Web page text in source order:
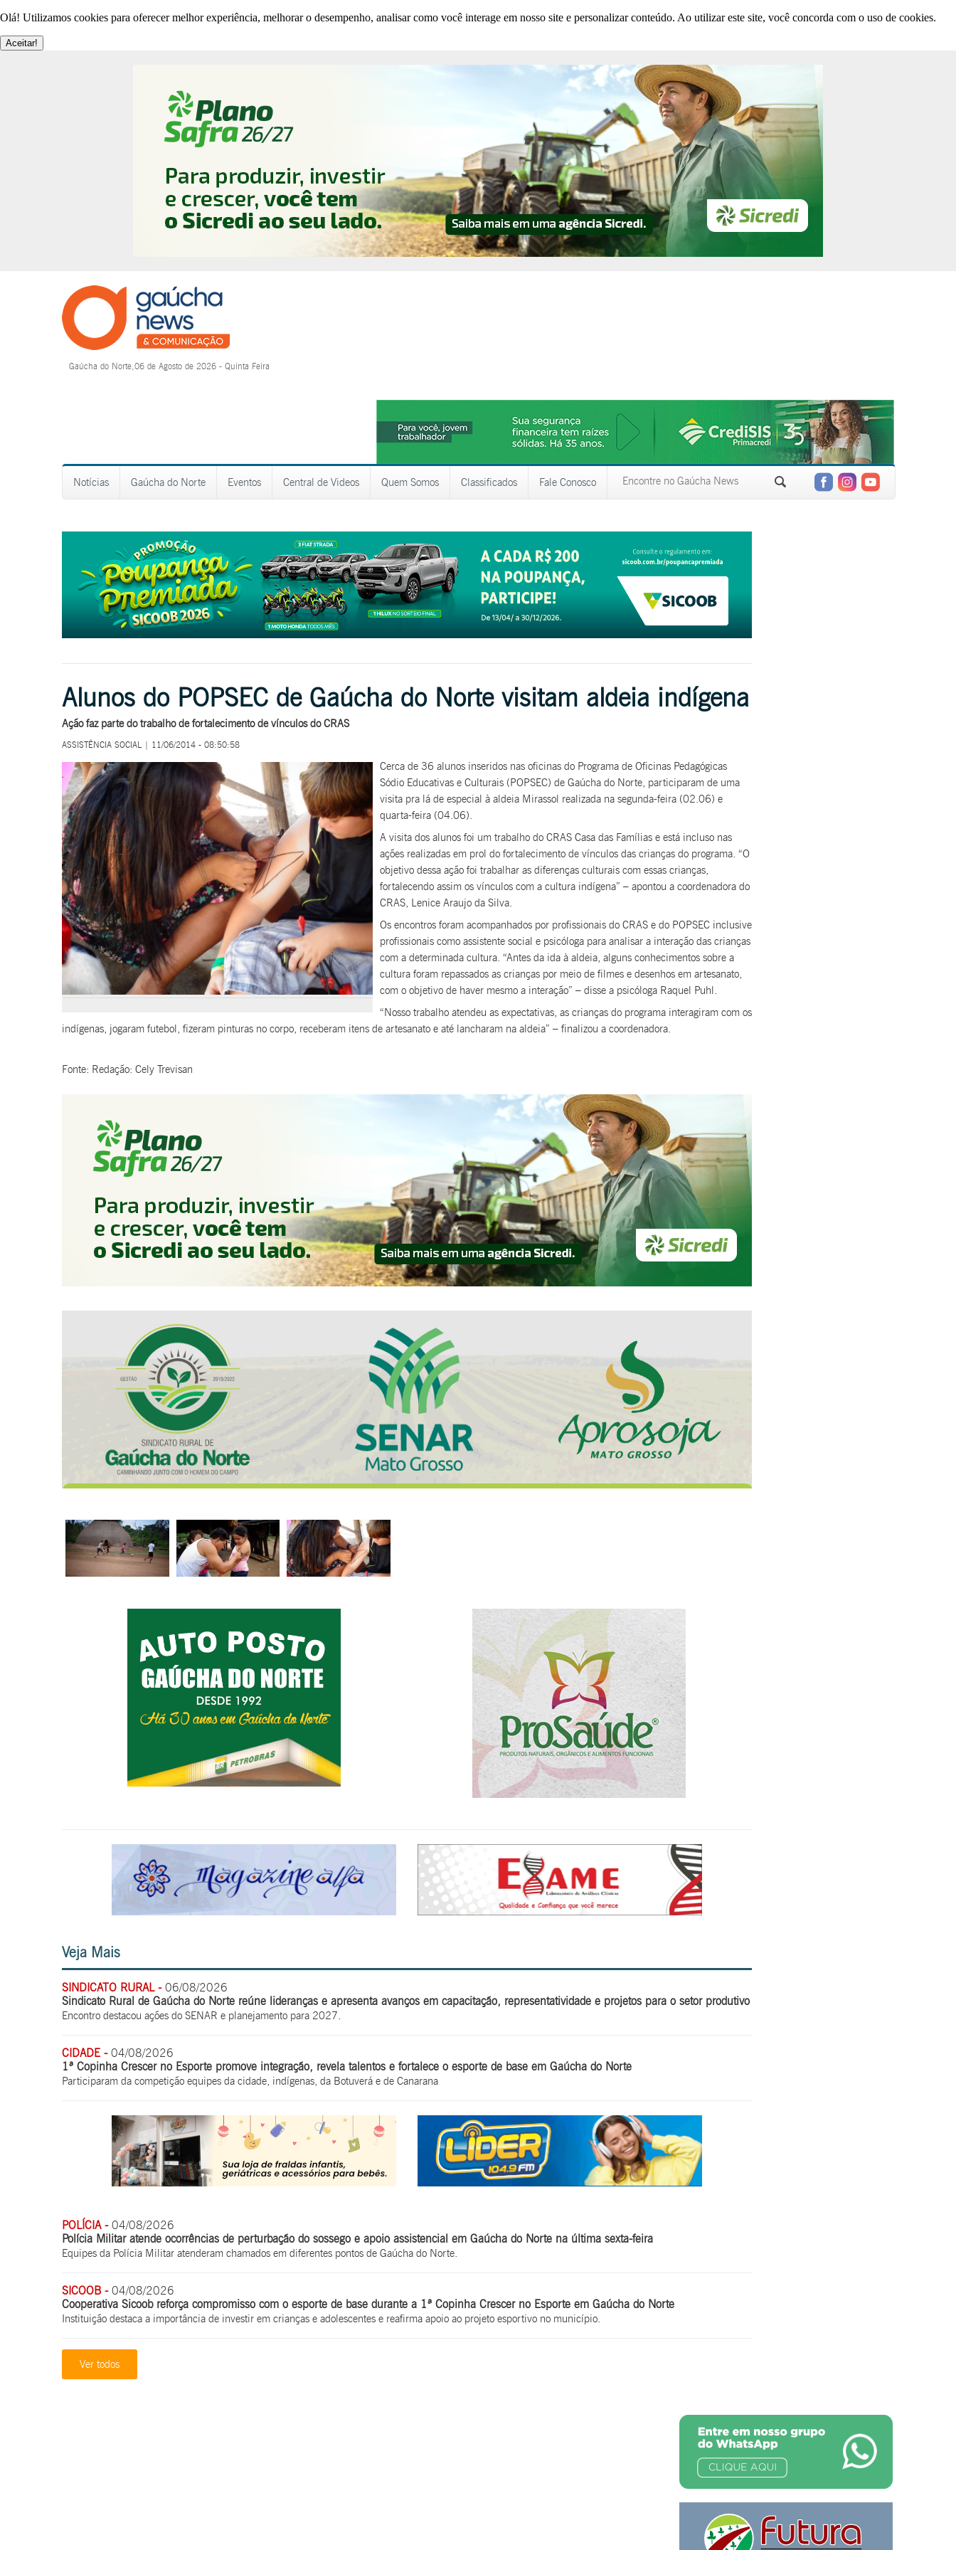
Olá! Utilizamos cookies para oferecer melhor experiência, melhorar o desempenho, analisar como você interage em nosso site e personalizar conteúdo. Ao utilizar este site, você concorda com o uso de cookies.
Aceitar!
Gaúcha do Norte,06 de Agosto de 2026 - Quinta Feira
Notícias Gaúcha do Norte Eventos Central de Videos Quem Somos Classificados Fale Conosco
Alunos do POPSEC de Gaúcha do Norte visitam aldeia indígena
Ação faz parte do trabalho de fortalecimento de vínculos do CRAS
ASSISTÊNCIA SOCIAL | 11/06/2014 - 08:50:58
Cerca de 36 alunos inseridos nas oficinas do Programa de Oficinas Pedagógicas
Sódio Educativas e Culturais (POPSEC) de Gaúcha do Norte, participaram de uma
visita pra lá de especial à aldeia Mirassol realizada na segunda-feira (02.06) e
quarta-feira (04.06).
A visita dos alunos foi um trabalho do CRAS Casa das Famílias e está incluso nas
ações realizadas em prol do fortalecimento de vínculos das crianças do programa. “O
objetivo dessa ação foi trabalhar as diferenças culturais com essas crianças,
fortalecendo assim os vínculos com a cultura indígena” – apontou a coordenadora do
CRAS, Lenice Araujo da Silva.
Os encontros foram acompanhados por profissionais do CRAS e do POPSEC inclusive
profissionais como assistente social e psicóloga para analisar a interação das crianças
com a determinada cultura. “Antes da ida à aldeia, alguns conhecimentos sobre a
cultura foram repassados as crianças por meio de filmes e desenhos em artesanato,
com o objetivo de haver mesmo a interação” – disse a psicóloga Raquel Puhl.
“Nosso trabalho atendeu as expectativas, as crianças do programa interagiram com os
indígenas, jogaram futebol, fizeram pinturas no corpo, receberam itens de artesanato e até lancharam na aldeia” – finalizou a coordenadora.
Fonte: Redação: Cely Trevisan
Veja Mais
SINDICATO RURAL -06/08/2026
Sindicato Rural de Gaúcha do Norte reúne lideranças e apresenta avanços em capacitação, representatividade e projetos para o setor produtivo
Encontro destacou ações do SENAR e planejamento para 2027.
CIDADE -04/08/2026
1ª Copinha Crescer no Esporte promove integração, revela talentos e fortalece o esporte de base em Gaúcha do Norte
Participaram da competição equipes da cidade, indígenas, da Botuverá e de Canarana
POLÍCIA -04/08/2026
Polícia Militar atende ocorrências de perturbação do sossego e apoio assistencial em Gaúcha do Norte na última sexta-feira
Equipes da Polícia Militar atenderam chamados em diferentes pontos de Gaúcha do Norte.
SICOOB -04/08/2026
Cooperativa Sicoob reforça compromisso com o esporte de base durante a 1ª Copinha Crescer no Esporte em Gaúcha do Norte
Instituição destaca a importância de investir em crianças e adolescentes e reafirma apoio ao projeto esportivo no município.
Ver todos